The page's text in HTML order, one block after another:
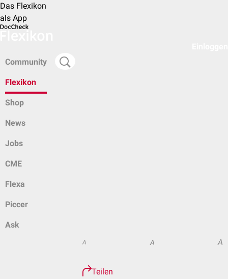
Das Flexikon
als App
Community
Flexikon
Shop
News
Jobs
CME
Flexa
Piccer
Ask
A A A
Teilen